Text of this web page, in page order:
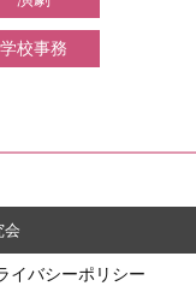
学校事務
会
イバシーポリシー